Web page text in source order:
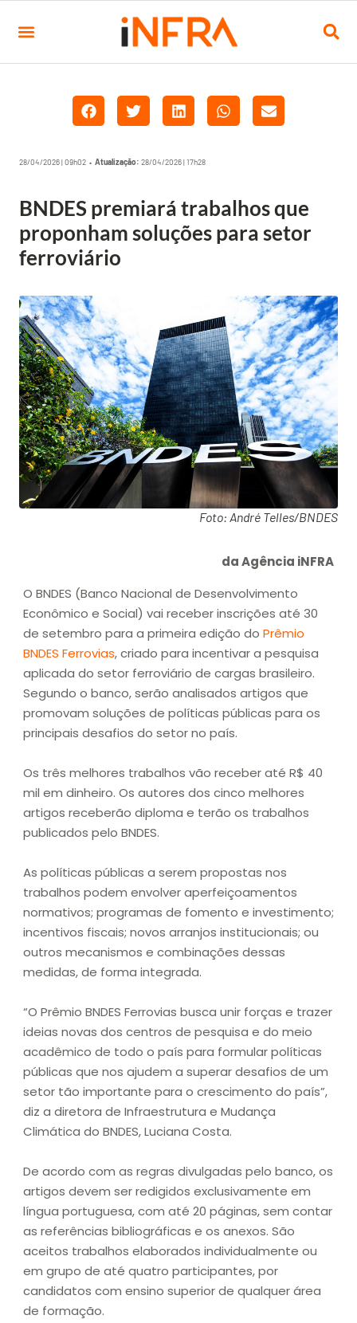
28/04/2026 | 09h02 • Atualização: 28/04/2026 | 17h28
BNDES premiará trabalhos que
proponham soluções para setor
ferroviário
Foto: André Telles/BNDES
da Agência iNFRA
O BNDES (Banco Nacional de Desenvolvimento
Econômico e Social) vai receber inscrições até 30
de setembro para a primeira edição do Prêmio
BNDES Ferrovias, criado para incentivar a pesquisa
aplicada do setor ferroviário de cargas brasileiro.
Segundo o banco, serão analisados artigos que
promovam soluções de políticas públicas para os
principais desafios do setor no país.
Os três melhores trabalhos vão receber até R$ 40
mil em dinheiro. Os autores dos cinco melhores
artigos receberão diploma e terão os trabalhos
publicados pelo BNDES.
As políticas públicas a serem propostas nos
trabalhos podem envolver aperfeiçoamentos
normativos; programas de fomento e investimento;
incentivos fiscais; novos arranjos institucionais; ou
outros mecanismos e combinações dessas
medidas, de forma integrada.
“O Prêmio BNDES Ferrovias busca unir forças e trazer
ideias novas dos centros de pesquisa e do meio
acadêmico de todo o país para formular políticas
públicas que nos ajudem a superar desafios de um
setor tão importante para o crescimento do país”,
diz a diretora de Infraestrutura e Mudança
Climática do BNDES, Luciana Costa.
De acordo com as regras divulgadas pelo banco, os
artigos devem ser redigidos exclusivamente em
língua portuguesa, com até 20 páginas, sem contar
as referências bibliográficas e os anexos. São
aceitos trabalhos elaborados individualmente ou
em grupo de até quatro participantes, por
candidatos com ensino superior de qualquer área
de formação.